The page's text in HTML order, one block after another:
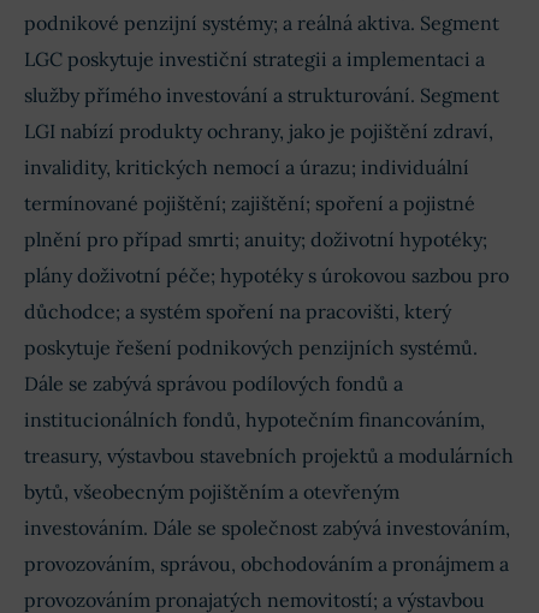
podnikové penzijní systémy; a reálná aktiva. Segment
LGC poskytuje investiční strategii a implementaci a
služby přímého investování a strukturování. Segment
LGI nabízí produkty ochrany, jako je pojištění zdraví,
invalidity, kritických nemocí a úrazu; individuální
termínované pojištění; zajištění; spoření a pojistné
plnění pro případ smrti; anuity; doživotní hypotéky;
plány doživotní péče; hypotéky s úrokovou sazbou pro
důchodce; a systém spoření na pracovišti, který
poskytuje řešení podnikových penzijních systémů.
Dále se zabývá správou podílových fondů a
institucionálních fondů, hypotečním financováním,
treasury, výstavbou stavebních projektů a modulárních
bytů, všeobecným pojištěním a otevřeným
investováním. Dále se společnost zabývá investováním,
provozováním, správou, obchodováním a pronájmem a
provozováním pronajatých nemovitostí; a výstavbou